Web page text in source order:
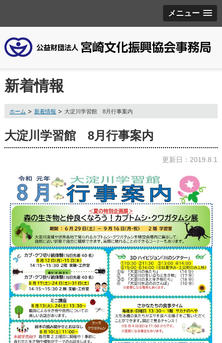
メニュー
新着情報
ホーム 新着情報 大淀川学習館 8月行事案内
大淀川学習館 8月行事案内
更新日：2019.8.1